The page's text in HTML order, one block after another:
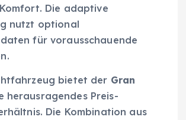
Die adaptive
nutzt optional
für vorausschauende
bietet der Gran
herausragendes Preis-
Die Kombination aus